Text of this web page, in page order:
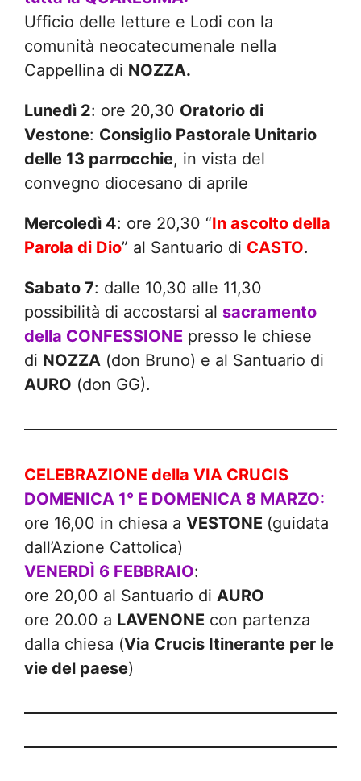
Ufficio delle letture e Lodi con la
comunità neocatecumenale nella
Cappellina di NOZZA.
Lunedì 2: ore 20,30 Oratorio di
Vestone: Consiglio Pastorale Unitario
delle 13 parrocchie, in vista del
convegno diocesano di aprile
Mercoledì 4: ore 20,30 “In ascolto della
Parola di Dio” al Santuario di CASTO.
Sabato 7: dalle 10,30 alle 11,30
possibilità di accostarsi al sacramento
della CONFESSIONE presso le chiese
di NOZZA (don Bruno) e al Santuario di
AURO (don GG).
CELEBRAZIONE della VIA CRUCIS
DOMENICA 1° E DOMENICA 8 MARZO:
ore 16,00 in chiesa a VESTONE (guidata
dall’Azione Cattolica)
VENERDÌ 6 FEBBRAIO:
ore 20,00 al Santuario di AURO
ore 20.00 a LAVENONE con partenza
dalla chiesa (Via Crucis Itinerante per le
vie del paese)